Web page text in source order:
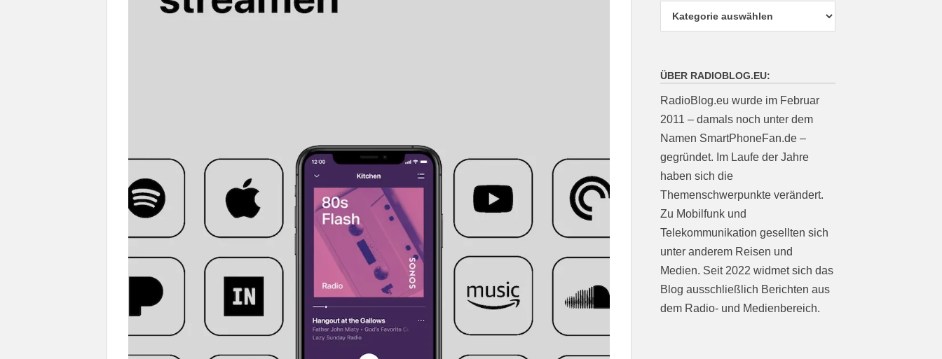
ÜBER RADIOBLOG.EU:
RadioBlog.eu wurde im Februar
2011 – damals noch unter dem
Namen SmartPhoneFan.de –
gegründet. Im Laufe der Jahre
haben sich die
Themenschwerpunkte verändert.
Zu Mobilfunk und
Telekommunikation gesellten sich
unter anderem Reisen und
Medien. Seit 2022 widmet sich das
Blog ausschließlich Berichten aus
dem Radio- und Medienbereich.